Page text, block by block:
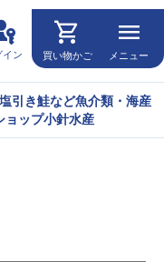
イン
shopping_cart
買い物かご
menu
メニュー
引き鮭など魚介類・海産
ョップ小針水産